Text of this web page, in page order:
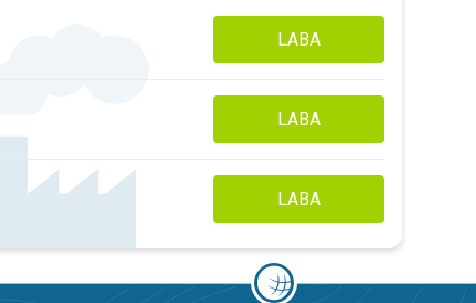
LABA
LABA
LABA